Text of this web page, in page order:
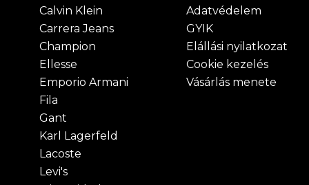
Calvin Klein
Carrera Jeans
Champion
Ellesse
Emporio Armani
Fila
Gant
Karl Lagerfeld
Lacoste
Levi's
Adatvédelem
GYIK
Elállási nyilatkozat
Cookie kezelés
Vásárlás menete